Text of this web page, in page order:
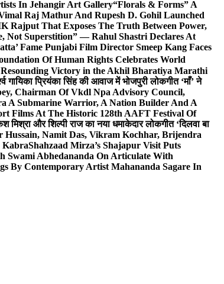
In Jehangir Art Gallery“Florals & Forms” A
Raj Mathur And Rupesh D. Gohil Launched
Rajput That Exposes The Truth Between Power,
Not Superstition” — Rahul Shastri Declares At
Fame Punjabi Film Director Smeep Kang Faces
Of Human Rights Celebrates World
Resounding Victory in the Akhil Bharatiya Marathi
गायिका प्रियंका सिंह की आवाज में भोजपुरी लोकगीत ‘माँ’ ने
Chairman Of Vkdl Npa Advisory Council,
A Submarine Warrior, A Nation Builder And A
Films At The Historic 128th AAFT Festival Of
मिश्रा और शिल्पी राज का नया धमाकेदार लोकगीत ‘दिलवा बा
Hussain, Namit Das, Vikram Kochhar, Brijendra
KabraShahzaad Mirza’s Shajapur Visit Puts
Swami Abhedananda On Articulate With
By Contemporary Artist Mahananda Sagare In